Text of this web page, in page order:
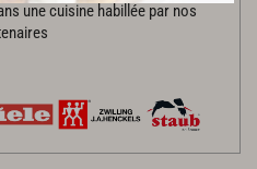
une cuisine habillée par nos